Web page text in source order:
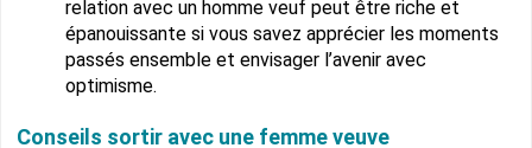
relation avec un homme veuf peut être riche et
épanouissante si vous savez apprécier les moments
passés ensemble et envisager l’avenir avec
optimisme.
Conseils sortir avec une femme veuve